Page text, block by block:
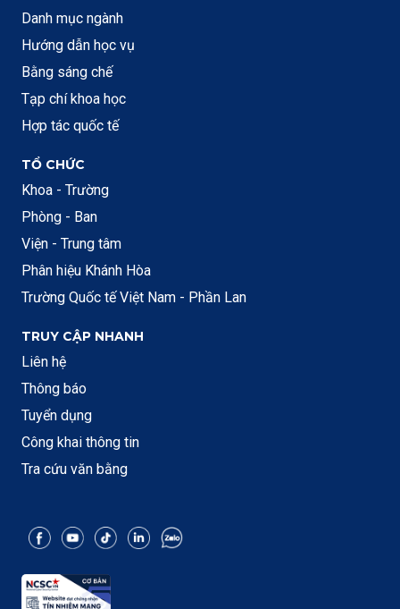
Danh mục ngành
Hướng dẫn học vụ
Bằng sáng chế
Tạp chí khoa học
Hợp tác quốc tế
TỔ CHỨC
Khoa - Trường
Phòng - Ban
Viện - Trung tâm
Phân hiệu Khánh Hòa
Trường Quốc tế Việt Nam - Phần Lan
TRUY CẬP NHANH
Liên hệ
Thông báo
Tuyển dụng
Công khai thông tin
Tra cứu văn bằng